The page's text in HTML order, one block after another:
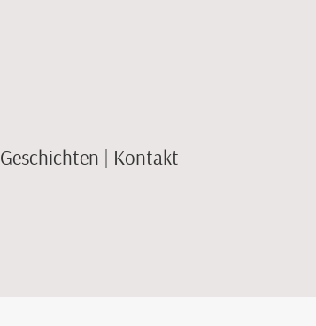
Geschichten Kontakt